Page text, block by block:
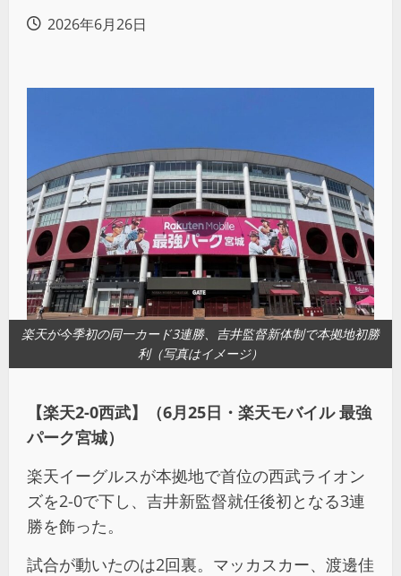
2026年6月26日
楽天が今季初の同一カード3連勝、吉井監督新体制で本拠地初勝
利（写真はイメージ）
【楽天2-0西武】（6月25日・楽天モバイル 最強
パーク宮城）
楽天イーグルスが本拠地で首位の西武ライオン
ズを2-0で下し、吉井新監督就任後初となる3連
勝を飾った。
試合が動いたのは2回裏。マッカスカー、渡邊佳